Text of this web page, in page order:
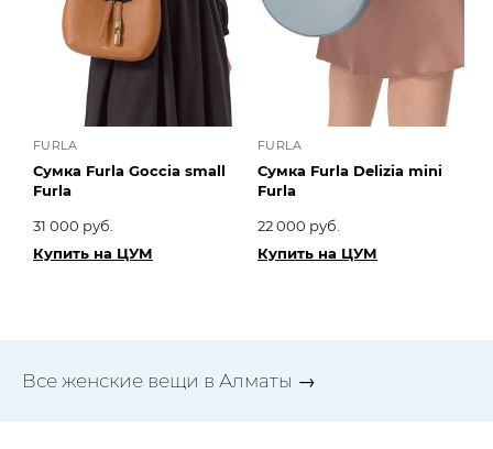
FURLA
Сумка Furla Goccia small
Furla
31 000 руб.
Купить на ЦУМ
FURLA
Сумка Furla Delizia mini
Furla
22 000 руб.
Купить на ЦУМ
Все женские вещи в Алматы →